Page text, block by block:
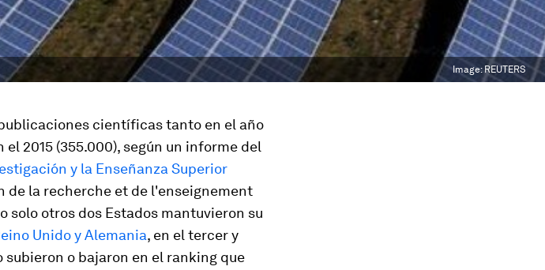
Image:REUTERS
científicas tanto en el año
2015 (355.000), según un informe del
y la Enseñanza Superior
de la recherche et de l'enseignement
solo otros dos Estados mantuvieron su
Unido y Alemania, en el tercer y
o bajaron en el ranking que